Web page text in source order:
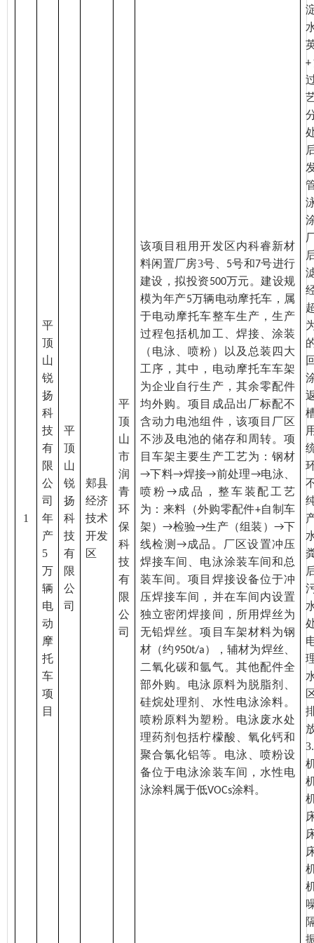
1
平
顶
山
锐
扬
科
技
有
限
公
司
年
产
5
万
辆
电
动
摩
托
车
项
目
平
顶
山
锐
扬
科
技
有
限
公
司
郏县
经济
技术
开发
区
平
顶
山
市
润
青
环
保
科
技
有
限
公
司
该项目租用开发区内科睿新材
料闲置厂房3号、 5号和7号进行
建设，拟投资500万元。建设规
模为年产5万辆电动摩托车，属
于电动摩托车整车生产，生产
过程包括机加工、焊接、涂装
（电泳、喷粉）以及总装四大
工序，其中，电动摩托车车架
为企业自行生产，其余零配件
均外购。项目成品出厂标配不
含动力电池组件，该项目厂区
不涉及电池的储存和周转。项
目车架主要生产工艺为：钢材
→下料→焊接→前处理→电泳、
喷粉→成品，整车装配工艺
为：来料（外购零配件+自制车
架）→检验→生产（组装） →下
线检测 →成品。厂区设置冲压
焊接车间、电泳涂装车间和总
装车间。项目焊接设备位于冲
压焊接车间，并在车间内设置
独立密闭焊接间，所用焊丝为
无铅焊丝。项目车架材料为钢
材（约950t/a），辅材为焊丝、
二氧化碳和氩气。其他配件全
部外购。电泳原料为脱脂剂、
硅烷处理剂、水性电泳涂料。
喷粉原料为塑粉。电泳废水处
理药剂包括柠檬酸、氧化钙和
聚合氯化铝等。电泳、喷粉设
备位于电泳涂装车间，水性电
泳涂料属于低VOCs涂料。
+
3.